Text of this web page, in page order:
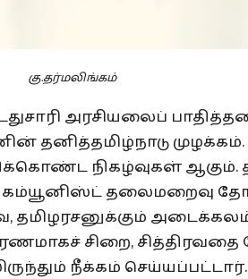
கு.தர்மலிங்கம்
அரசியலைப்
தனித்தமிழ்நாடு
நிகழ்வுகள் ஆகும்.
கம்யூனிஸ்ட் தலைமறைவு
அடைக்கலம்
சிறை,
நீக்கம்